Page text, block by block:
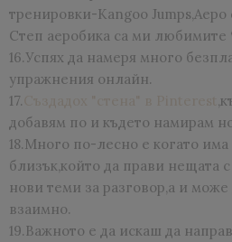
тренировки-Kangoo
Степ аеробика са ми любимите
16.Успях да намеря много
упражнения онлайн.
17.
добавям по и където намирам
18.Много по-лесно е когато
близък,който да прави нещата
нови теми за разговор,а и
взаимно.
19.Важното е да искаш да